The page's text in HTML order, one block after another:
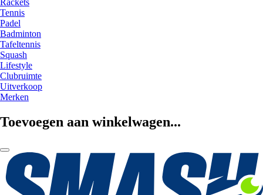
Rackets
Tennis
Padel
Badminton
Tafeltennis
Squash
Lifestyle
Clubruimte
Uitverkoop
Merken
Toevoegen aan winkelwagen...